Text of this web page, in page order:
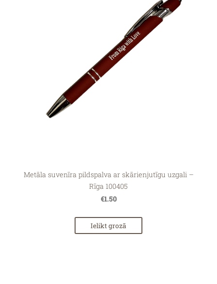
Metāla suvenīra pildspalva ar skārienjutīgu uzgali –
Rīga 100405
€1.50
Ielikt grozā